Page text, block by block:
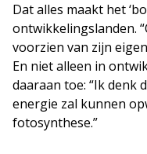
Dat alles maakt het
ontwikkelingslanden.
voorzien van zijn
En niet alleen in
daaraan toe: “Ik denk
energie zal kunnen
fotosynthese.”